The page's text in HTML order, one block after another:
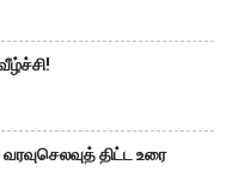
திட்ட உரை